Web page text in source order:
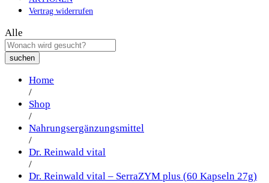
Vertrag widerrufen
Alle
suchen
Home
/
Shop
/
Nahrungsergänzungsmittel
/
Dr. Reinwald vital
/
Dr. Reinwald vital – SerraZYM plus (60 Kapseln 27g)